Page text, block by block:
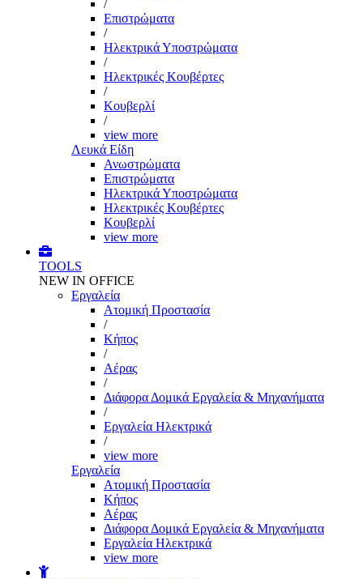
/
Επιστρώματα
/
Ηλεκτρικά Υποστρώματα
/
Ηλεκτρικές Κουβέρτες
/
Κουβερλί
/
view more
Λευκά Είδη
Ανωστρώματα
Επιστρώματα
Ηλεκτρικά Υποστρώματα
Ηλεκτρικές Κουβέρτες
Κουβερλί
view more
TOOLS
NEW IN OFFICE
Εργαλεία
Aτομική Προστασία
/
Kήπος
/
Αέρας
/
Διάφορα Δομικά Εργαλεία & Μηχανήματα
/
Εργαλεία Ηλεκτρικά
/
view more
Εργαλεία
Aτομική Προστασία
Kήπος
Αέρας
Διάφορα Δομικά Εργαλεία & Μηχανήματα
Εργαλεία Ηλεκτρικά
view more